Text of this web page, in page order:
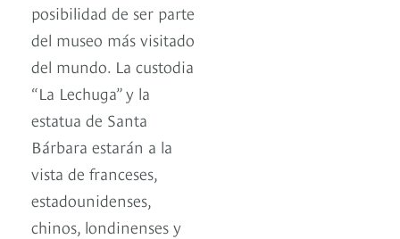
posibilidad de ser parte
del museo más visitado
del mundo. La custodia
“La Lechuga” y la
estatua de Santa
Bárbara estarán a la
vista de franceses,
estadounidenses,
chinos, londinenses y